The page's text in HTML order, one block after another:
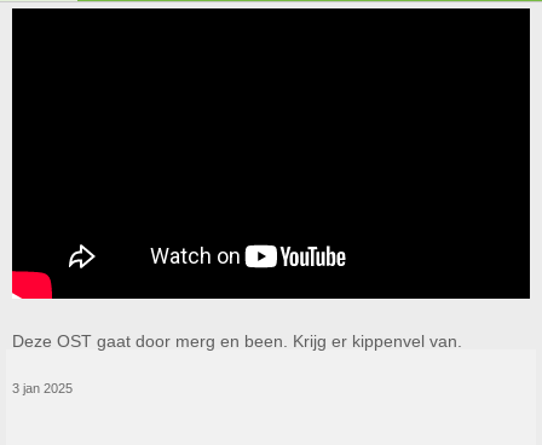
Deze OST gaat door merg en been. Krijg er kippenvel van.
3 jan 2025